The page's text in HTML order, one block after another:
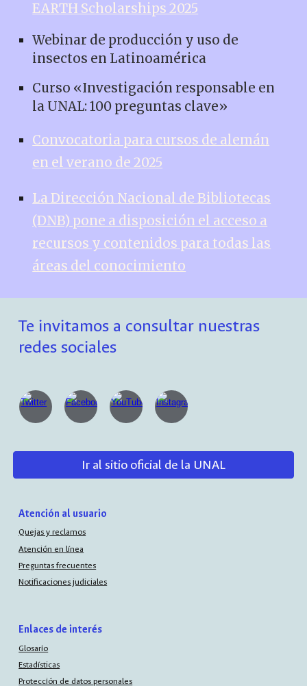
EARTH Scholarships 2025
Webinar de producción y uso de
insectos en Latinoamérica
Curso «Investigación responsable en
la UNAL: 100 preguntas clave»
Convocatoria para cursos de alemán
en el verano de 2025
La Dirección Nacional de Bibliotecas
(DNB) pone a disposición el acceso a
recursos y contenidos para todas las
áreas del conocimiento
Te invitamos a consultar nuestras
redes sociales
Ir al sitio oficial de la UNAL
Atención al usuario
Quejas y reclamos
Atención en línea
Preguntas frecuentes
Notificaciones judiciales
Enlaces de interés
Glosario
Estadísticas
Protección de datos personales